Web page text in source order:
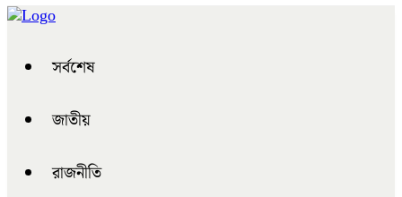
সর্বশেষ
জাতীয়
রাজনীতি